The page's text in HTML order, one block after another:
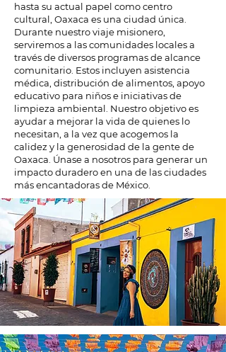
hasta su actual papel como centro
cultural, Oaxaca es una ciudad única.
Durante nuestro viaje misionero,
serviremos a las comunidades locales a
través de diversos programas de alcance
comunitario. Estos incluyen asistencia
médica, distribución de alimentos, apoyo
educativo para niños e iniciativas de
limpieza ambiental. Nuestro objetivo es
ayudar a mejorar la vida de quienes lo
necesitan, a la vez que acogemos la
calidez y la generosidad de la gente de
Oaxaca. Únase a nosotros para generar un
impacto duradero en una de las ciudades
más encantadoras de México.